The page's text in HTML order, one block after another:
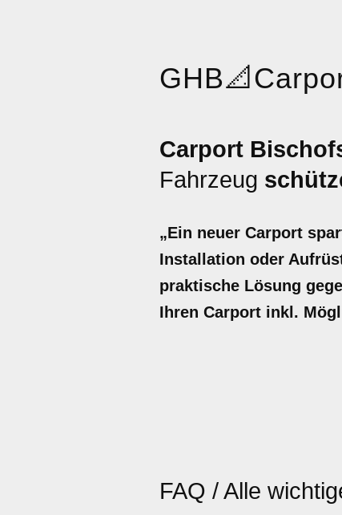
GHB📐
Carport
Fahrzeug
„Ein neuer Carport
Installation oder
praktische Lösung
Ihren Carport inkl.
FAQ / Alle